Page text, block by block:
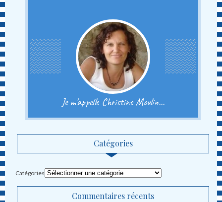
Je m'appelle Christine Moulin...
Catégories
Catégories
Commentaires récents